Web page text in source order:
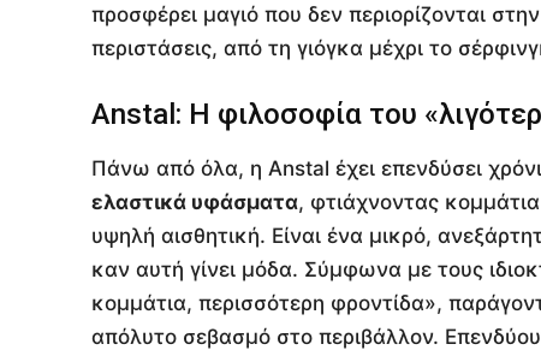
προσφέρει μαγιό που δεν περιορίζονται
περιστάσεις, από τη γιόγκα μέχρι το
Anstal: Η φιλοσοφία του
Πάνω από όλα, η Anstal έχει επενδύσει
ελαστικά υφάσματα, φτιάχνοντας
υψηλή αισθητική. Είναι ένα μικρό,
καν αυτή γίνει μόδα. Σύμφωνα με τους
κομμάτια, περισσότερη φροντίδα»,
απόλυτο σεβασμό στο περιβάλλον.